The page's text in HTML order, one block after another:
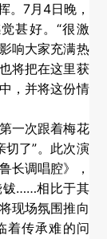
。7月4日晚，
甚好。“很激
响大家充满热
将把在这里获
，并将这份情
一次跟着梅花
切了”。此次演
长调唱腔》，
钹……相比于其
现场氛围推向
着传承难的问